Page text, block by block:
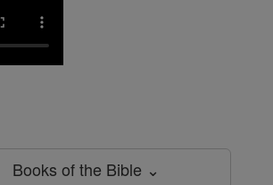
Books of the Bible ⌄